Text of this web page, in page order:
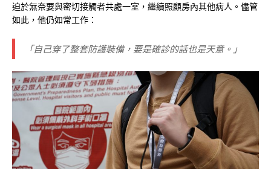
迫於無奈要與密切接觸者共處一室，繼續照顧房內其他病人。儘管
如此，他仍如常工作：
「自己穿了整套防護裝備，要是確診的話也是天意。」